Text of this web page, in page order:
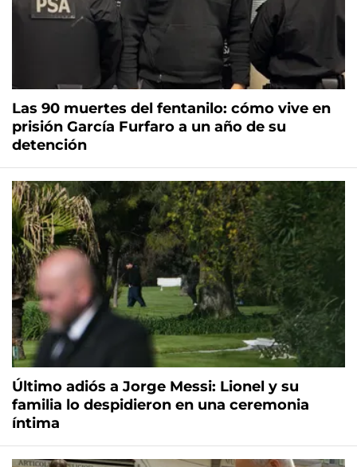
Las 90 muertes del fentanilo: cómo vive en
prisión García Furfaro a un año de su
detención
Último adiós a Jorge Messi: Lionel y su
familia lo despidieron en una ceremonia
íntima